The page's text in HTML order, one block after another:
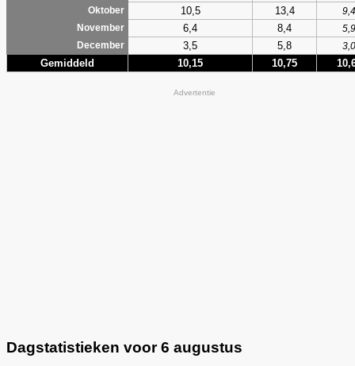
Oktober
10,5 13,4
9,4
November
6,4 8,4
5,9
December
3,5 5,8 3,0
Gemiddeld 10,15 10,75
Advertentie
Dagstatistieken voor 6 augustus